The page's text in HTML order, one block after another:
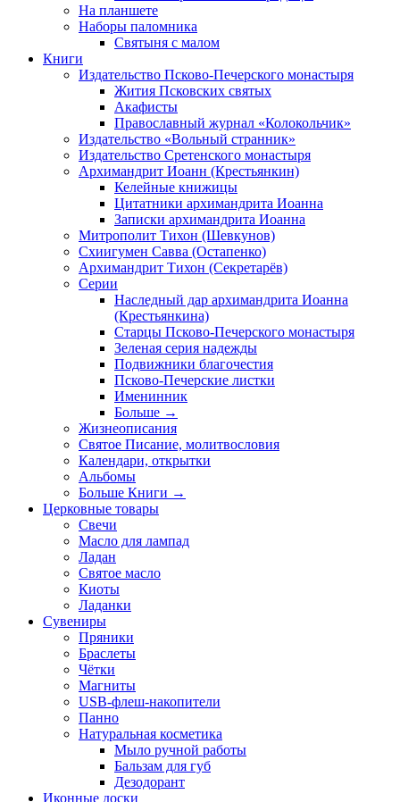
На планшете
Наборы паломника
Святыня с малом
Книги
Издательство Псково-Печерского монастыря
Жития Псковских святых
Акафисты
Православный журнал «Колокольчик»
Издательство «Вольный странник»
Издательство Сретенского монастыря
Архимандрит Иоанн (Крестьянкин)
Келейные книжицы
Цитатники архимандрита Иоанна
Записки архимандрита Иоанна
Митрополит Тихон (Шевкунов)
Схиигумен Савва (Остапенко)
Архимандрит Тихон (Секретарёв)
Серии
Наследный дар архимандрита Иоанна
(Крестьянкина)
Старцы Псково-Печерского монастыря
Зеленая серия надежды
Подвижники благочестия
Псково-Печерские листки
Именинник
Больше →
Жизнеописания
Святое Писание, молитвословия
Календари, открытки
Альбомы
Больше Книги →
Церковные товары
Свечи
Масло для лампад
Ладан
Святое масло
Киоты
Ладанки
Сувениры
Пряники
Браслеты
Чётки
Магниты
USB-флеш-накопители
Панно
Натуральная косметика
Мыло ручной работы
Бальзам для губ
Дезодорант
Иконные доски